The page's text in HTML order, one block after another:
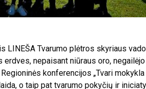
LINEŠA Tvarumo plėtros skyriaus
nepaisant niūraus oro,
konferencijos „Tvari
o taip pat tvarumo pokyčių ir